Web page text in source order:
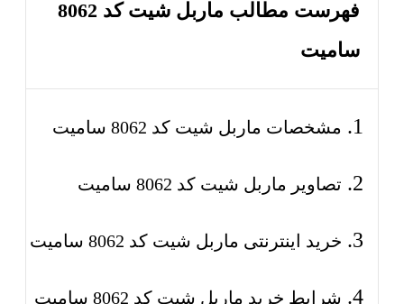
فهرست مطالب ماربل شیت کد 8062
سامیت
مشخصات ماربل شیت کد 8062 سامیت
تصاویر ماربل شیت کد 8062 سامیت
خرید اینترنتی ماربل شیت کد 8062 سامیت
شرایط خرید ماربل شیت کد 8062 سامیت